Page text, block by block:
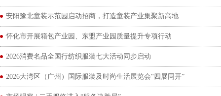
安阳豫北童装示范园启动招商，打造童装产业集聚新高地‌
怀化市开展箱包产业园、东盟产业园质量提升专项行动
2026消费名品全国行纺织服装七大活动同步启动
2026大湾区（广州）国际服装及时尚生活展览会“四展同开”